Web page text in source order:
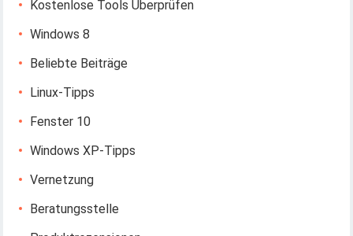
Kostenlose Tools Überprüfen
Windows 8
Beliebte Beiträge
Linux-Tipps
Fenster 10
Windows XP-Tipps
Vernetzung
Beratungsstelle